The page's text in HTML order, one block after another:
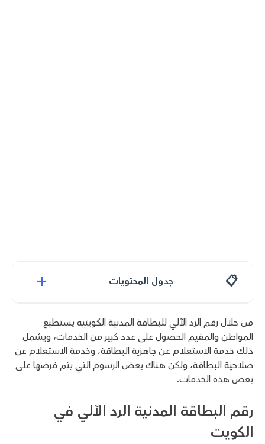
جدول المحتويات +
من خلال رقم الرد الآلي للبطاقة المدنية الكويتية يستطيع
المواطن والمقيم الحصول على عدد كبير من الخدمات، ويشمل
ذلك خدمة الاستعلام عن جاهزية البطاقة، وخدمة الاستعلام عن
صلاحية البطاقة، ولكن هناك بعض الرسوم التي يتم فرضها على
بعض هذه الخدمات.
رقم البطاقة المدنية الرد الآلي في
الكويت